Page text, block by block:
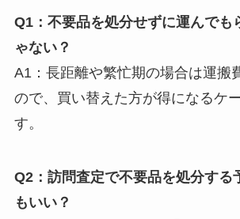
Q1：不要品を処分せずに運んでも
ゃない？
A1：長距離や繁忙期の場合は運搬
ので、買い替えた方が得になるケ
す。
Q2：訪問査定で不要品を処分する
もいい？